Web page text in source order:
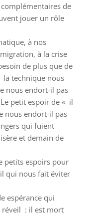
de
jouer un rôle
à nos
à la crise
de plus que de
la technique nous
nous endort-il pas
petit espoir de « il
nous endort-il pas
qui fuient
et demain de
petits espoirs pour
qui nous fait éviter
espérance qui
réveil : il est mort